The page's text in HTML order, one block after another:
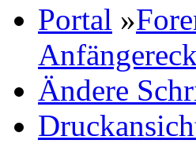
Portal »
Ändere